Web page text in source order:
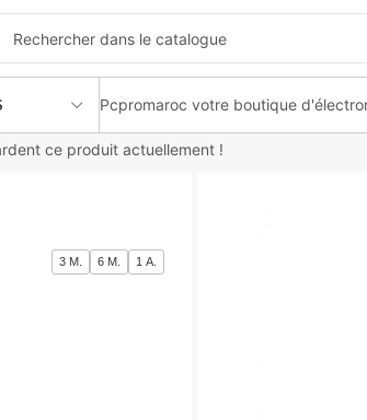
Pcpromaroc votre boutique
/ Casques ASUS ROG DELTA WHITE
ce produit actuellement !
3 M. 6 M. 1 A.